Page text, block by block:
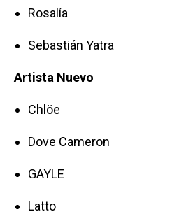
Rosalía
Sebastián Yatra
Artista Nuevo
Chlöe
Dove Cameron
GAYLE
Latto